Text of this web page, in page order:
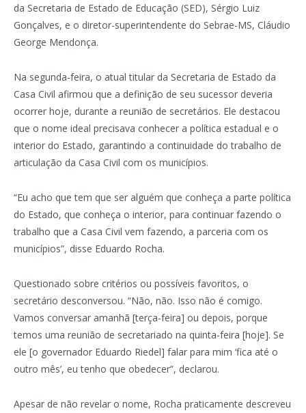
da Secretaria de Estado de Educação (SED), Sérgio Luiz
Gonçalves, e o diretor-superintendente do Sebrae-MS, Cláudio
George Mendonça.
Na segunda-feira, o atual titular da Secretaria de Estado da
Casa Civil afirmou que a definição de seu sucessor deveria
ocorrer hoje, durante a reunião de secretários. Ele destacou
que o nome ideal precisava conhecer a política estadual e o
interior do Estado, garantindo a continuidade do trabalho de
articulação da Casa Civil com os municípios.
“Eu acho que tem que ser alguém que conheça a parte política
do Estado, que conheça o interior, para continuar fazendo o
trabalho que a Casa Civil vem fazendo, a parceria com os
municípios”, disse Eduardo Rocha.
Questionado sobre critérios ou possíveis favoritos, o
secretário desconversou. “Não, não. Isso não é comigo.
Vamos conversar amanhã [terça-feira] ou depois, porque
temos uma reunião de secretariado na quinta-feira [hoje]. Se
ele [o governador Eduardo Riedel] falar para mim ‘fica até o
outro mês’, eu tenho que obedecer”, declarou.
Apesar de não revelar o nome, Rocha praticamente descreveu